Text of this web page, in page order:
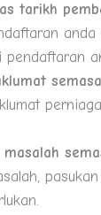
tarikh
pendaftaran